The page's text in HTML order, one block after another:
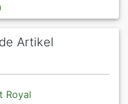
Artikel
Royal